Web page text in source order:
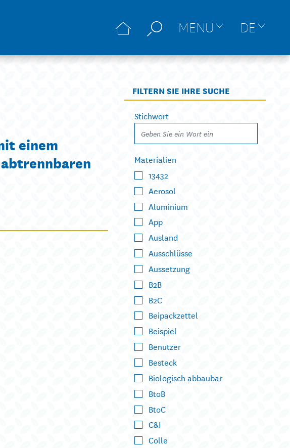
MENU DE
einem
FILTERN SIE IHRE SUCHE
Stichwort
Materialien
13432
Aerosol
Aluminium
App
Ausland
Ausschlüsse
Aussetzung
B2B
B2C
Beipackzettel
Beispiel
Benutzer
Besteck
Biologisch abbaubar
BtoB
BtoC
C&I
Colle